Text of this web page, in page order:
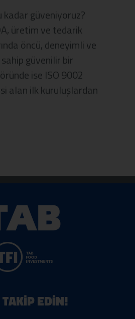
kadar güveniyoruz?
üretim ve tedarik
öncü, deneyimli ve
güvenilir bir
ise ISO 9002
alan ilk kuruluşlardan
EDİN!